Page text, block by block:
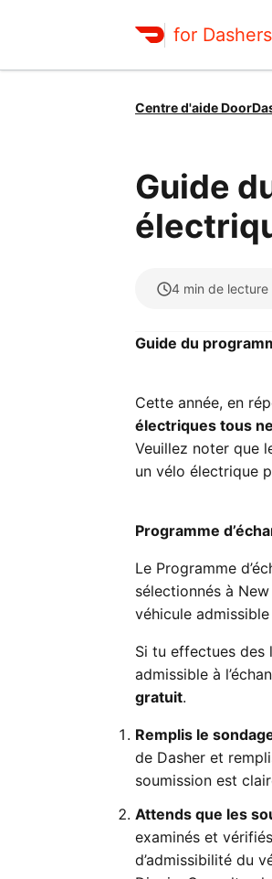
for Dashers
Centre d'aide
Guide
4 min de lecture
Guide du
Cette année, en
électriques tous
Veuillez noter que
un vélo électrique
Programme
Le Programme
sélectionnés à
véhicule
Si tu effectues des
admissible à
gratuit.
Remplis le
de Dasher et
soumission est
Attends que les
examinés et
d’admissibilité du